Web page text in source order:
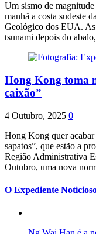
Um sismo de
manhã a costa sudeste
Geológico dos EUA. As
tsunami depois do
Hong Kong toma
caixão”
4 Outubro, 2025 0
Hong Kong quer
sapatos”, que estão a
Região Administrativa
Outubro, uma nova
O Expediente